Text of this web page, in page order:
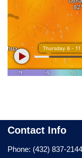
Contact Info
Phone: (432) 837-2144